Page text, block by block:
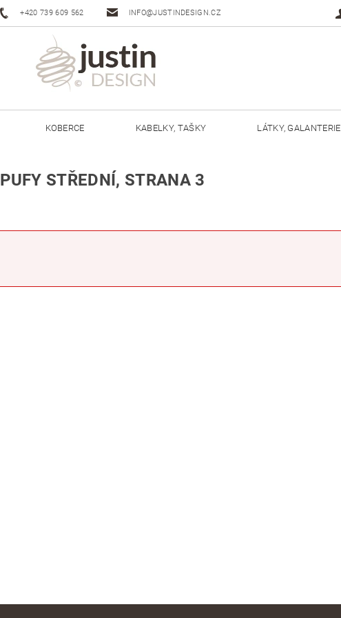
+420 739 609 562 INFO@JUSTINDESIGN.CZ
KOBERCE KABELKY, TAŠKY LÁTKY, GALANTERIE
PUFY STŘEDNÍ, STRANA 3